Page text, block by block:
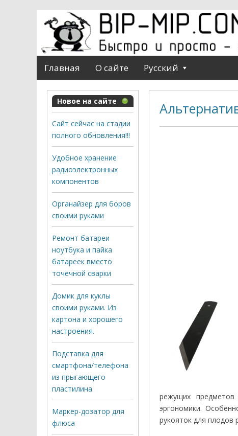
Главная О сайте Русский
режущих предметов
эргономики.
рукояток для плодов
Новое на сайте
Сайт сейчас на стадии
полного обновления!!!
Удобное хранение
радиоэлектронных
компонентов
Органайзер для боров
своими руками
Ремонт батареи
ноутбука и пайка
батареек вместо
точечной сварки
Домик для куклы
своими руками. Из
картона и хорошего
настроения.
Подставка для
смартфона/телефона
из прыгающего
пластилина
Маркер-дозатор для
флюса